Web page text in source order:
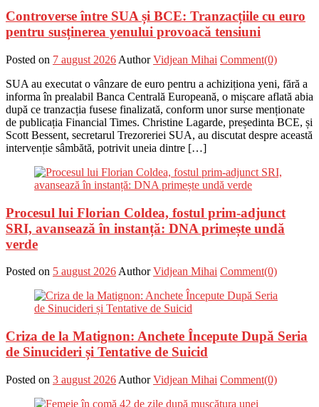
Controverse între SUA și BCE: Tranzacțiile cu euro
pentru susținerea yenului provoacă tensiuni
Posted on 7 august 2026 Author Vidjean Mihai Comment(0)
SUA au executat o vânzare de euro pentru a achiziționa yeni, fără a
informa în prealabil Banca Centrală Europeană, o mișcare aflată abia
după ce tranzacția fusese finalizată, conform unor surse menționate
de publicația Financial Times. Christine Lagarde, președinta BCE, și
Scott Bessent, secretarul Trezoreriei SUA, au discutat despre această
intervenție sâmbătă, potrivit uneia dintre […]
Procesul lui Florian Coldea, fostul prim-adjunct
SRI, avansează în instanță: DNA primește undă
verde
Posted on 5 august 2026Author Vidjean Mihai Comment(0)
Criza de la Matignon: Anchete Începute După Seria
de Sinucideri și Tentative de Suicid
Posted on 3 august 2026 Author Vidjean Mihai Comment(0)